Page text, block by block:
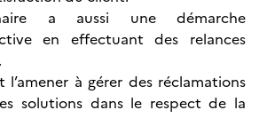
a aussi une démarche
en effectuant des relances
à gérer des réclamations
solutions dans le respect de la